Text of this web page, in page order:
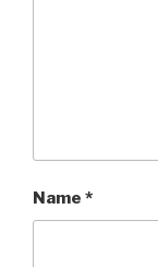
Name *